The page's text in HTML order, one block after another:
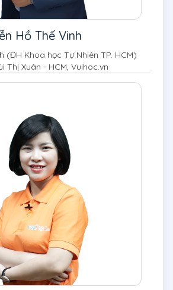
Hồ Thế Vinh
(ĐH Khoa học Tự Nhiên TP. HCM)
Thị Xuân - HCM, Vuihoc.vn